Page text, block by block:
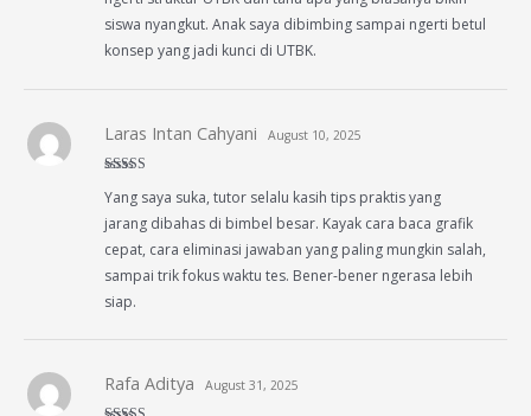
siswa nyangkut. Anak saya dibimbing sampai ngerti betul
konsep yang jadi kunci di UTBK.
out of 5
Laras Intan Cahyani August 10, 2025
Yang saya suka, tutor selalu kasih tips praktis yang
jarang dibahas di bimbel besar. Kayak cara baca grafik
cepat, cara eliminasi jawaban yang paling mungkin salah,
sampai trik fokus waktu tes. Bener-bener ngerasa lebih
siap.
Rafa Aditya August 31, 2025